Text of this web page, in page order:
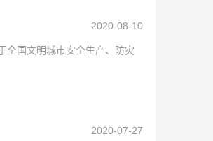
2020-08-10
全国文明城市安全生产、防灾
2020-07-27